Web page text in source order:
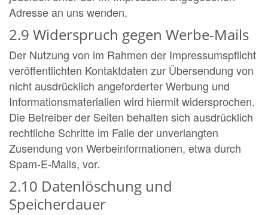
Adresse an uns wenden.
2.9 Widerspruch gegen Werbe-Mails
Der Nutzung von im Rahmen der Impressumspflicht
veröffentlichten Kontaktdaten zur Übersendung von
nicht ausdrücklich angeforderter Werbung und
Informationsmaterialien wird hiermit widersprochen.
Die Betreiber der Seiten behalten sich ausdrücklich
rechtliche Schritte im Falle der unverlangten
Zusendung von Werbeinformationen, etwa durch
Spam-E-Mails, vor.
2.10 Datenlöschung und
Speicherdauer